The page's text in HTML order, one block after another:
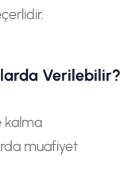
Verilebilir?
kalma
muafiyet